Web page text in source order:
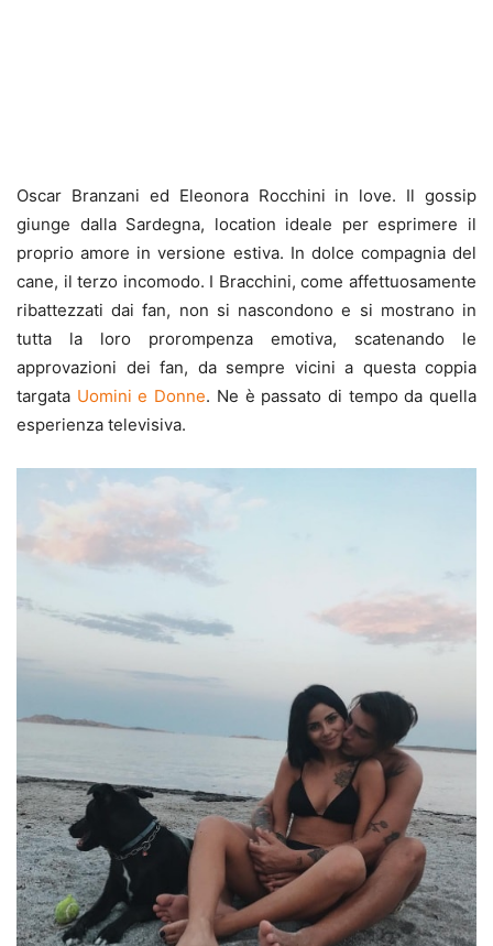
Oscar Branzani ed Eleonora Rocchini in love. Il gossip
giunge dalla Sardegna, location ideale per esprimere il
proprio amore in versione estiva. In dolce compagnia del
cane, il terzo incomodo. I Bracchini, come affettuosamente
ribattezzati dai fan, non si nascondono e si mostrano in
tutta la loro prorompenza emotiva, scatenando le
approvazioni dei fan, da sempre vicini a questa coppia
targata Uomini e Donne. Ne è passato di tempo da quella
esperienza televisiva.